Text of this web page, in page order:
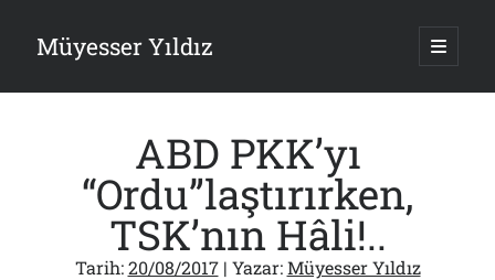
Müyesser Yıldız ana
Yan
Menü
Son Yazılar
ABD PKK’yı
“Ordu”laştırırken,
TSK’nın Hâli!..
Tarih:20/08/2017| Yazar:Müyesser Yıldız